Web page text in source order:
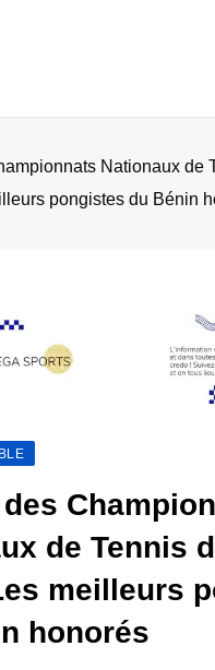
Nationaux de
pongistes du Bénin
de Tennis
meilleurs
honorés